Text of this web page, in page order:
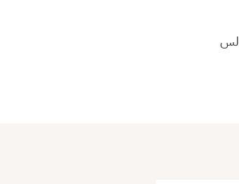
لــ 105 من المجالس